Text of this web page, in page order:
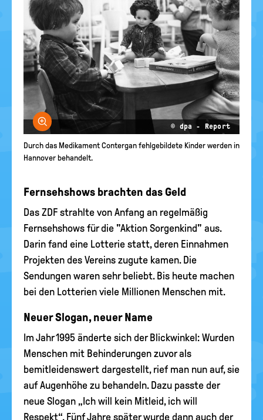
Bild vergrößern
© dpa - Report
Durch das Medikament Contergan fehlgebildete Kinder werden in
Hannover behandelt.
Fernsehshows brachten das Geld
Das ZDF strahlte von Anfang an regelmäßig
Fernsehshows für die "Aktion Sorgenkind" aus.
Darin fand eine Lotterie statt, deren Einnahmen
Projekten des Vereins zugute kamen. Die
Sendungen waren sehr beliebt. Bis heute machen
bei den Lotterien viele Millionen Menschen mit.
Neuer Slogan, neuer Name
Im Jahr 1995 änderte sich der Blickwinkel: Wurden
Menschen mit Behinderungen zuvor als
bemitleidenswert dargestellt, rief man nun auf, sie
auf Augenhöhe zu behandeln. Dazu passte der
neue Slogan „Ich will kein Mitleid, ich will
Respekt“. Fünf Jahre später wurde dann auch der